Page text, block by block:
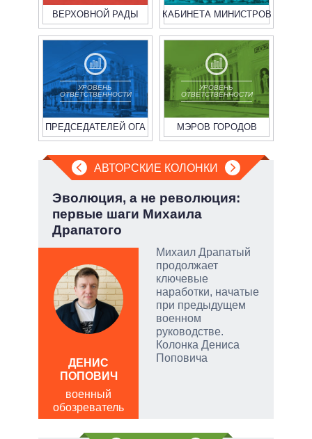
ВЕРХОВНОЙ РАДЫ КАБИНЕТА МИНИСТРОВ
УРОВЕНЬ
ОТВЕТСТВЕННОСТИ
ПРЕДСЕДАТЕЛЕЙ ОГА
УРОВЕНЬ
ОТВЕТСТВЕННОСТИ
МЭРОВ ГОРОДОВ
АВТОРСКИЕ КОЛОНКИ
Эволюция, а не революция:
первые шаги Михаила
Драпатого
Михаил Драпатый
продолжает
ключевые
наработки, начатые
при предыдущем
военном
руководстве.
Колонка Дениса
Поповича
ДЕНИС
ПОПОВИЧ
военный
обозреватель